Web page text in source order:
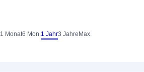
1 Monat6 Mon.1 Jahr3 Jahre Max.